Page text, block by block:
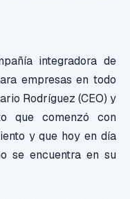
integradora de
empresas en todo
Rodríguez (CEO) y
que comenzó con
y que hoy en día
se encuentra en su